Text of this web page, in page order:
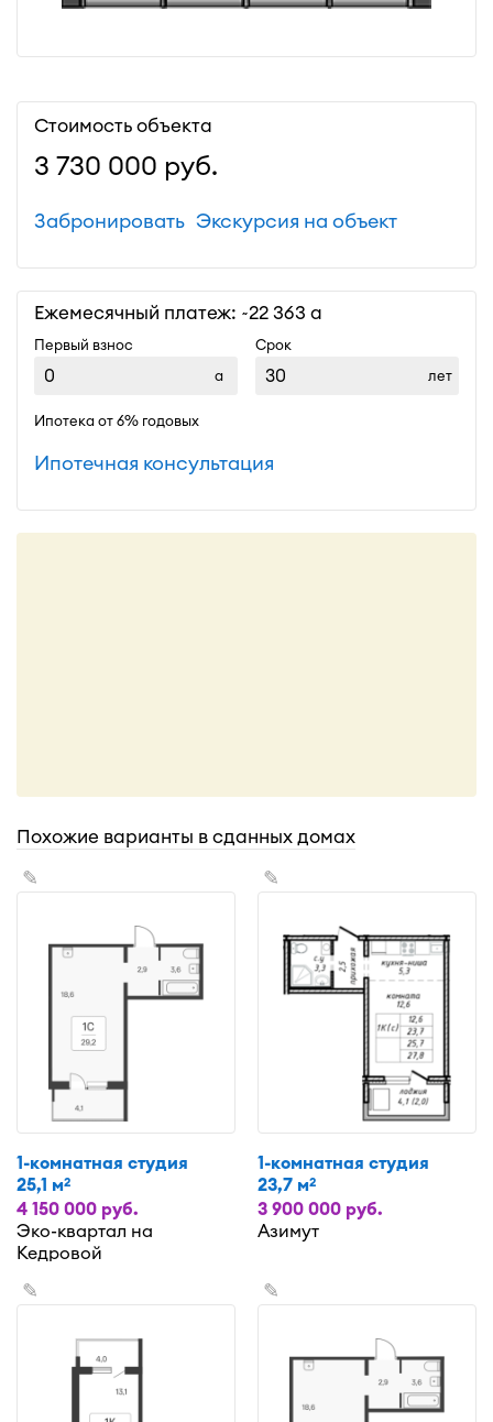
Стоимость объекта
3 730 000 руб.
Экскурсия на объект
Забронировать
Ежемесячный платеж: ~22 363
Первый взнос
Срок
лет
Ипотека от 6% годовых
Ипотечная консультация
Похожие варианты в сданных домах
✎
1-комнатная студия
25,1 м2
4 150 000 руб.
Эко-квартал на
Кедровой
✎
1-комнатная студия
23,7 м2
3 900 000 руб.
Азимут
✎ ✎